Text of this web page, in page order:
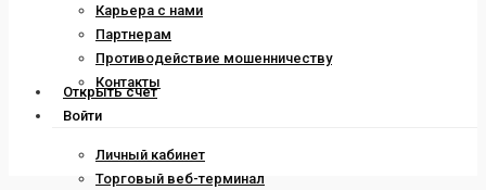
Карьера с нами
Партнерам
Противодействие мошенничеству
Контакты
Открыть счет
Войти
Личный кабинет
Торговый веб-терминал